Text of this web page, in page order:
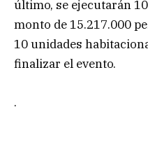
último, se ejecutarán
monto de 15.217.000
10 unidades
finalizar el evento.
.